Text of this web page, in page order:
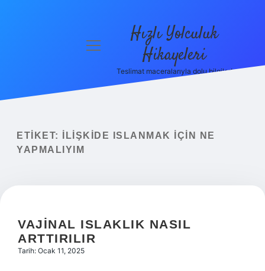
Yasal Uyarı
menüyü
Hızlı Yolculuk
Hikayeleri
Teslimat maceralarıyla dolu bilgiler!
ETIKET:
İLIŞKIDE ISLANMAK IÇIN NE
YAPMALIYIM
VAJINAL ISLAKLIK NASIL
ARTTIRILIR
Tarih: Ocak 11, 2025